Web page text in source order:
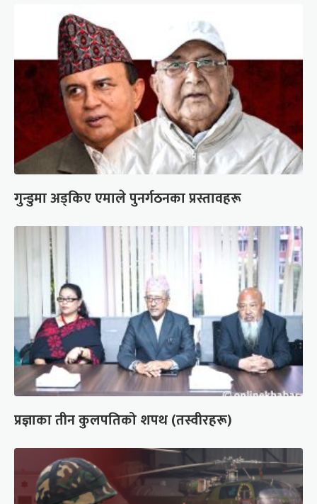
गुन्डुमा अड्किए एमाले पुनर्गठनका प्रस्तावहरू
प्रज्ञाका तीन कुलपतिको शपथ (तस्वीरहरू)